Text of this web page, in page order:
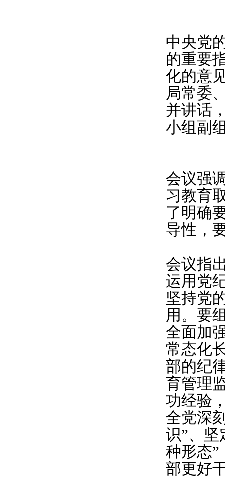
中央党
的重要
化的意
局常委
并讲话
小组副
会议强
习教育
了明确
导性，
会议指
运用党
坚持党
用。要
全面加
常态化
部的纪
育管理
功经验
全党深
识”、坚
种形态”
部更好